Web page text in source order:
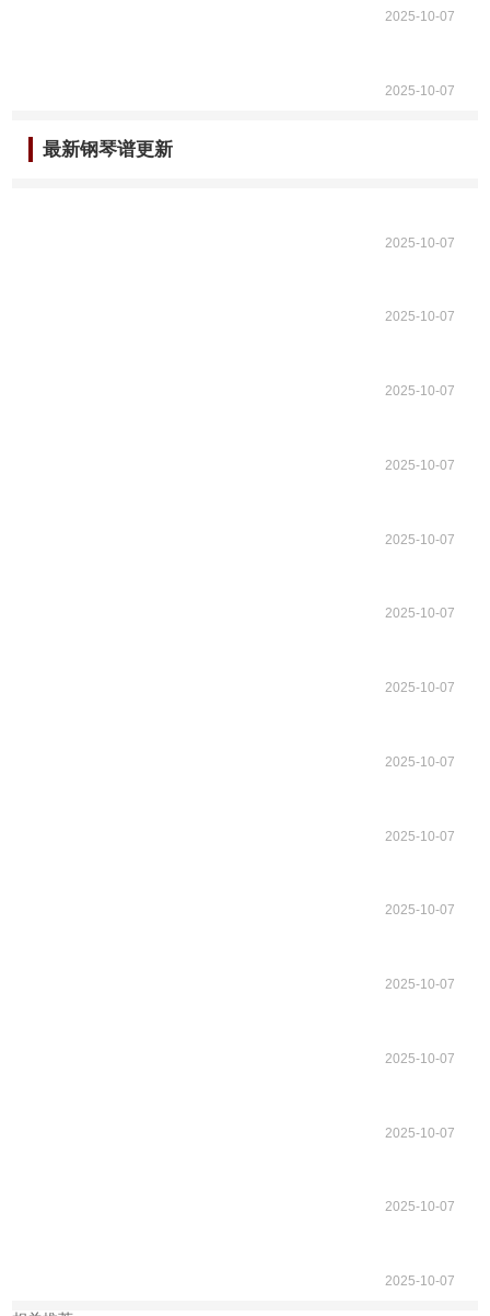
2025-10-07
2025-10-07
最新钢琴谱更新
2025-10-07
2025-10-07
2025-10-07
2025-10-07
2025-10-07
2025-10-07
2025-10-07
2025-10-07
2025-10-07
2025-10-07
2025-10-07
2025-10-07
2025-10-07
2025-10-07
2025-10-07